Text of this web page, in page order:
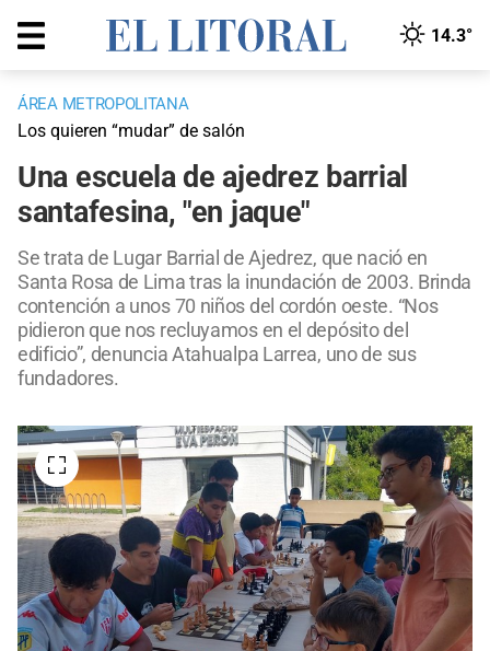
14.3°
ÁREA METROPOLITANA
Los quieren “mudar” de salón
Una escuela de ajedrez barrial
santafesina, "en jaque"
Se trata de Lugar Barrial de Ajedrez, que nació en
Santa Rosa de Lima tras la inundación de 2003. Brinda
contención a unos 70 niños del cordón oeste. “Nos
pidieron que nos recluyamos en el depósito del
edificio”, denuncia Atahualpa Larrea, uno de sus
fundadores.